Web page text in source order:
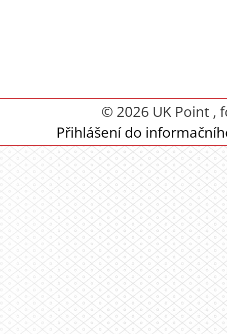
© 2026 UK Point ,
Přihlášení do